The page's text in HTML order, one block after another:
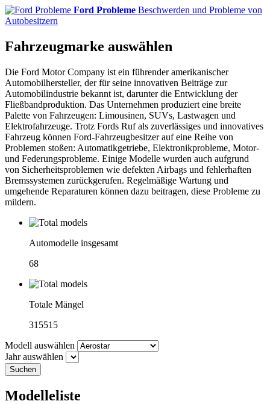
Ford Probleme Beschwerden und Probleme von
Autobesitzern
Fahrzeugmarke auswählen
Die Ford Motor Company ist ein führender amerikanischer
Automobilhersteller, der für seine innovativen Beiträge zur
Automobilindustrie bekannt ist, darunter die Entwicklung der
Fließbandproduktion. Das Unternehmen produziert eine breite
Palette von Fahrzeugen: Limousinen, SUVs, Lastwagen und
Elektrofahrzeuge. Trotz Fords Ruf als zuverlässiges und innovatives
Fahrzeug können Ford-Fahrzeugbesitzer auf eine Reihe von
Problemen stoßen: Automatikgetriebe, Elektronikprobleme, Motor-
und Federungsprobleme. Einige Modelle wurden auch aufgrund
von Sicherheitsproblemen wie defekten Airbags und fehlerhaften
Bremssystemen zurückgerufen. Regelmäßige Wartung und
umgehende Reparaturen können dazu beitragen, diese Probleme zu
mildern.
Automodelle insgesamt
68
Totale Mängel
315515
Modell auswählen
Jahr auswählen
Suchen
Modelleliste